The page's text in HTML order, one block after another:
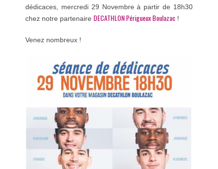
dédicaces, mercredi 29 Novembre à partir de 18h30
chez notre partenaire DECATHLON Périgueux Boulazac !
Venez nombreux !